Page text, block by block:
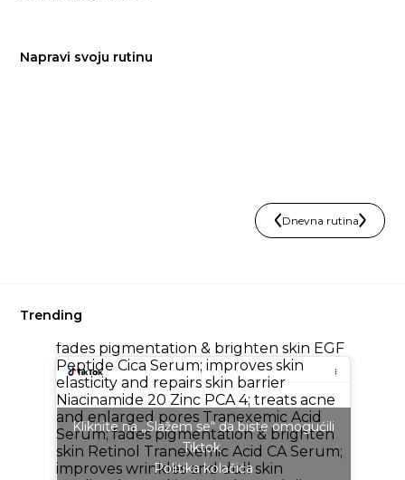
Napravi svoju rutinu
Dnevna rutina
Trendingyou? → available at @glowist_bd
fades pigmentation & brighten skin EGF
Peptide Cica Serum; improves skin
elasticity and repairs skin barrier
Niacinamide 20 Zinc PCA 4; treats acne
and enlarged pores Tranexemic Acid
Serum; fades pigmentation & brighten
skin Retinol Tranexemic Acid CA Serum;
improves wrinkles and dull skin
Kliknite na „Slažem se“ da biste omogućili
Tiktok
Politika kolačića